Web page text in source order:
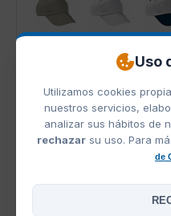
Uso
Utilizamos cookies
nuestros servicios,
analizar sus hábitos de
rechazarsu uso. Para
de
Blanco
Naranja Fiesta Azul Royal Verde
PRODUCTOS